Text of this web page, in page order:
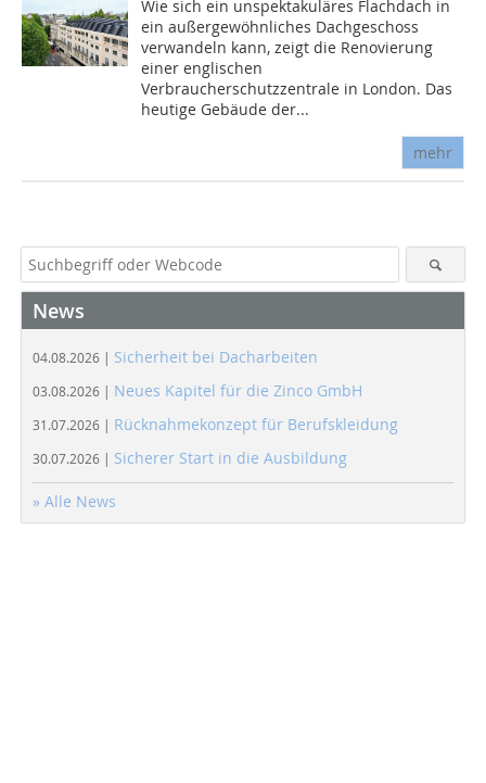
Wie sich ein unspektakuläres Flachdach in
ein außergewöhnliches Dachgeschoss
verwandeln kann, zeigt die Renovierung
einer englischen
Verbraucherschutzzentrale in London. Das
heutige Gebäude der...
mehr
News
04.08.2026 | Sicherheit bei Dacharbeiten
03.08.2026 | Neues Kapitel für die Zinco GmbH
31.07.2026 | Rücknahmekonzept für Berufskleidung
30.07.2026 | Sicherer Start in die Ausbildung
» Alle News